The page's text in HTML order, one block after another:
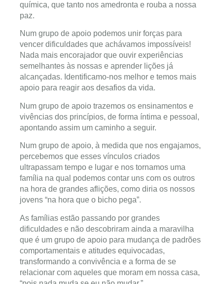
química, que tanto nos amedronta e rouba a nossa
paz.
Num grupo de apoio podemos unir forças para
vencer dificuldades que achávamos impossíveis!
Nada mais encorajador que ouvir experiências
semelhantes às nossas e aprender lições já
alcançadas. Identificamo-nos melhor e temos mais
apoio para reagir aos desafios da vida.
Num grupo de apoio trazemos os ensinamentos e
vivências dos princípios, de forma íntima e pessoal,
apontando assim um caminho a seguir.
Num grupo de apoio, à medida que nos engajamos,
percebemos que esses vínculos criados
ultrapassam tempo e lugar e nos tornamos uma
família na qual podemos contar uns com os outros
na hora de grandes aflições, como diria os nossos
jovens “na hora que o bicho pega”.
As famílias estão passando por grandes
dificuldades e não descobriram ainda a maravilha
que é um grupo de apoio para mudança de padrões
comportamentais e atitudes equivocadas,
transformando a convivência e a forma de se
relacionar com aqueles que moram em nossa casa,